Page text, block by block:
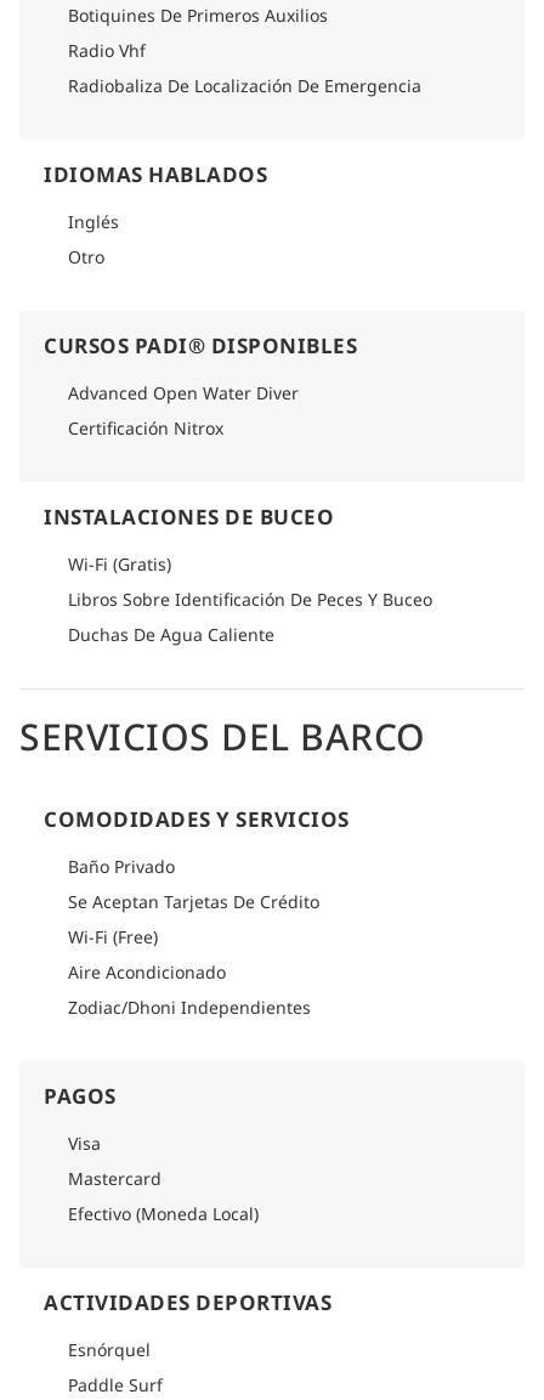
Botiquines De Primeros Auxilios
Radio Vhf
Radiobaliza De Localización De Emergencia
IDIOMAS HABLADOS
Inglés
Otro
CURSOS PADI® DISPONIBLES
Advanced Open Water Diver
Certificación Nitrox
INSTALACIONES DE BUCEO
Wi-Fi (Gratis)
Libros Sobre Identificación De Peces Y Buceo
Duchas De Agua Caliente
SERVICIOS DEL BARCO
COMODIDADES Y SERVICIOS
Baño Privado
Se Aceptan Tarjetas De Crédito
Wi-Fi (Free)
Aire Acondicionado
Zodiac/Dhoni Independientes
PAGOS
Visa
Mastercard
Efectivo (Moneda Local)
ACTIVIDADES DEPORTIVAS
Esnórquel
Paddle Surf